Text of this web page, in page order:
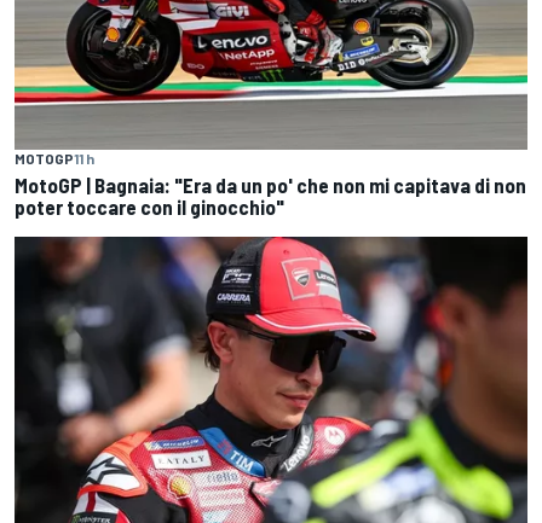
MOTOGP11 h
MotoGP | Bagnaia: "Era da un po' che non mi capitava di non
poter toccare con il ginocchio"